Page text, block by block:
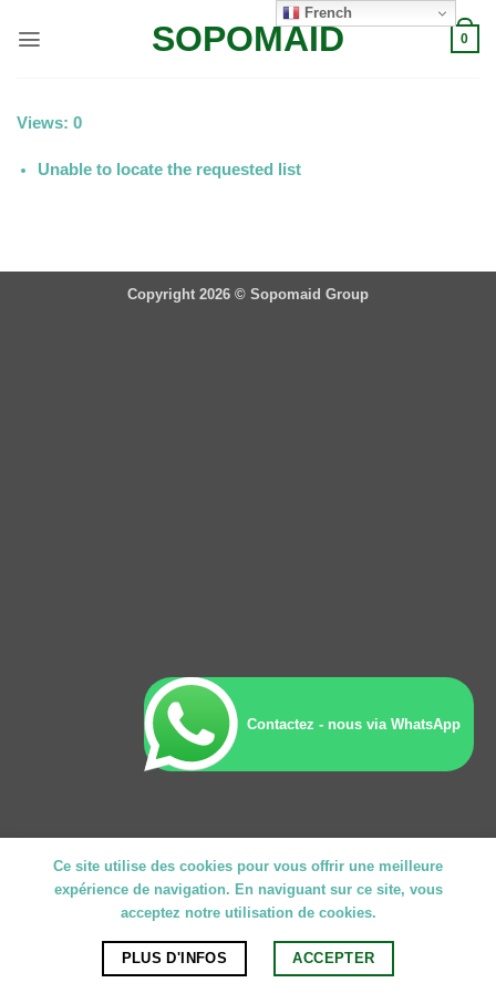
SOPOMAID 0
Views: 0
Unable to locate the requested list
Copyright 2026 © Sopomaid Group
French
Ce site utilise des cookies pour vous offrir une meilleure
expérience de navigation. En naviguant sur ce site, vous
acceptez notre utilisation de cookies.
PLUS D'INFOS ACCEPTER
Contactez - nous via WhatsApp